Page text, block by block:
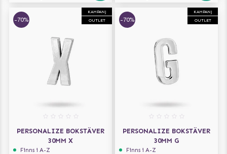
KAMPANJ
OUTLET
-70%
PERSONALIZE BOKSTÄVER
30MM X
Finns i A-Z
KAMPANJ
OUTLET
-70%
PERSONALIZE BOKSTÄVER
30MM G
Finns i A-Z